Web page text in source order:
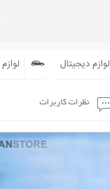
لوازم دیجیتال
نظرات کاربرات